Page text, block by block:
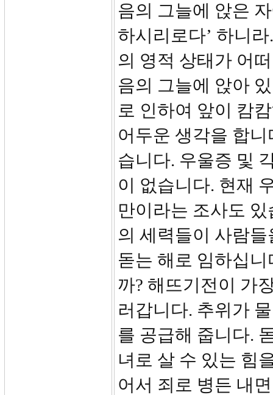
음의 그늘에 앉은
하시리로다’ 하니
의 영적 상태가 어
음의 그늘에 앉아
로 인하여 앞이 캄
어두운 생각을 합
습니다. 우울증 및
이 없습니다. 현재
만이라는 조사도
의 세력들이 사람
돋는 해로 임하십
까? 해뜨기전이 가
러갑니다. 추위가
를 공급해 줍니다.
녀로 살 수 있는 힘
어서 죄로 병든 내